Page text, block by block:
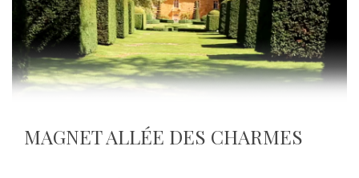
MAGNET ALLÉE DES CHARMES